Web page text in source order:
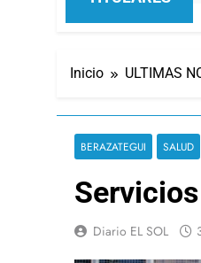
Inicio ULTIMAS
BERAZATEGUI SALUD
Diario EL SOL